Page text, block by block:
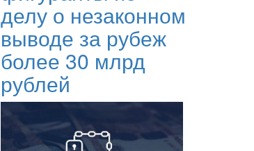
делу о незаконном
выводе за рубеж
более 30 млрд
рублей